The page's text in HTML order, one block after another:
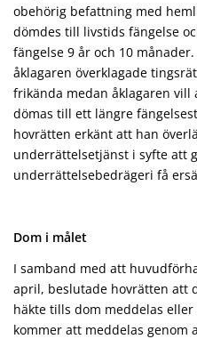
obehörig befattning med
dömdes till livstids fängelse
fängelse 9 år och 10
åklagaren överklagade
frikända medan åklagaren vill
dömas till ett längre
hovrätten erkänt att han
underrättelsetjänst i syfte att
underrättelsebedrägeri få
Dom i målet
I samband med att
april, beslutade hovrätten att
häkte tills dom meddelas
kommer att meddelas genom